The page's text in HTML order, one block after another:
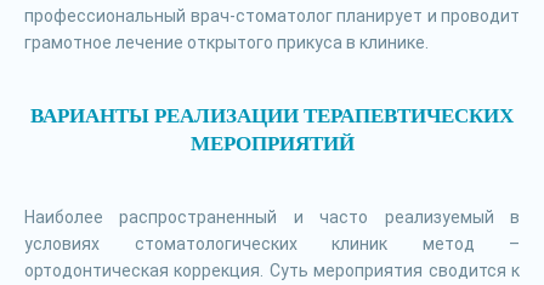
профессиональный врач-стоматолог планирует и проводит
грамотное лечение открытого прикуса в клинике.
ВАРИАНТЫ РЕАЛИЗАЦИИ ТЕРАПЕВТИЧЕСКИХ
МЕРОПРИЯТИЙ
Наиболее распространенный и часто реализуемый в
условиях стоматологических клиник метод –
ортодонтическая коррекция. Суть мероприятия сводится к